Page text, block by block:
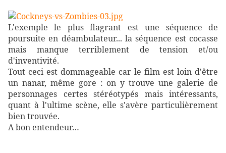
L'exemple le plus flagrant est une séquence de
poursuite en déambulateur... la séquence est cocasse
mais manque terriblement de tension et/ou
d'inventivité.
Tout ceci est dommageable car le film est loin d'être
un nanar, même gore : on y trouve une galerie de
personnages certes stéréotypés mais intéressants,
quant à l'ultime scène, elle s'avère particulièrement
bien trouvée.
A bon entendeur…